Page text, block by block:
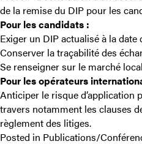
de la remise du DIP pour les
Pour les candidats :
Exiger un DIP actualisé à la date
Conserver la traçabilité des
Se renseigner sur le marché
Pour les opérateurs
Anticiper le risque d’application
travers notamment les clauses
règlement des litiges.
Posted in Publications/